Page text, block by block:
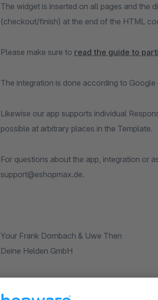
The widget is inserted on all pages and the
(checkout/finish) at the end of the HTML
Please make sure to read the guide to
The integration is done according to
Likewise our app supports individual
possible at arbitrary places in the Template.
For questions about the app, integration or
support@eshopmax.de.
Your Frank Dornbach & Uwe Then
Deine Helden GmbH